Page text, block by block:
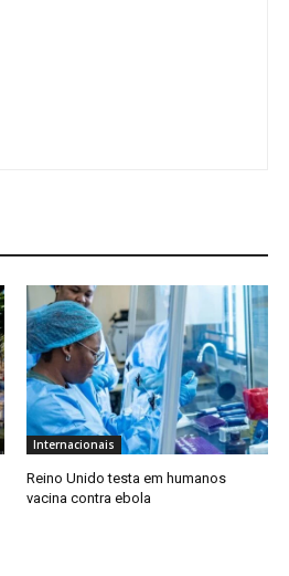
Internacionais
Reino Unido testa em humanos
vacina contra ebola